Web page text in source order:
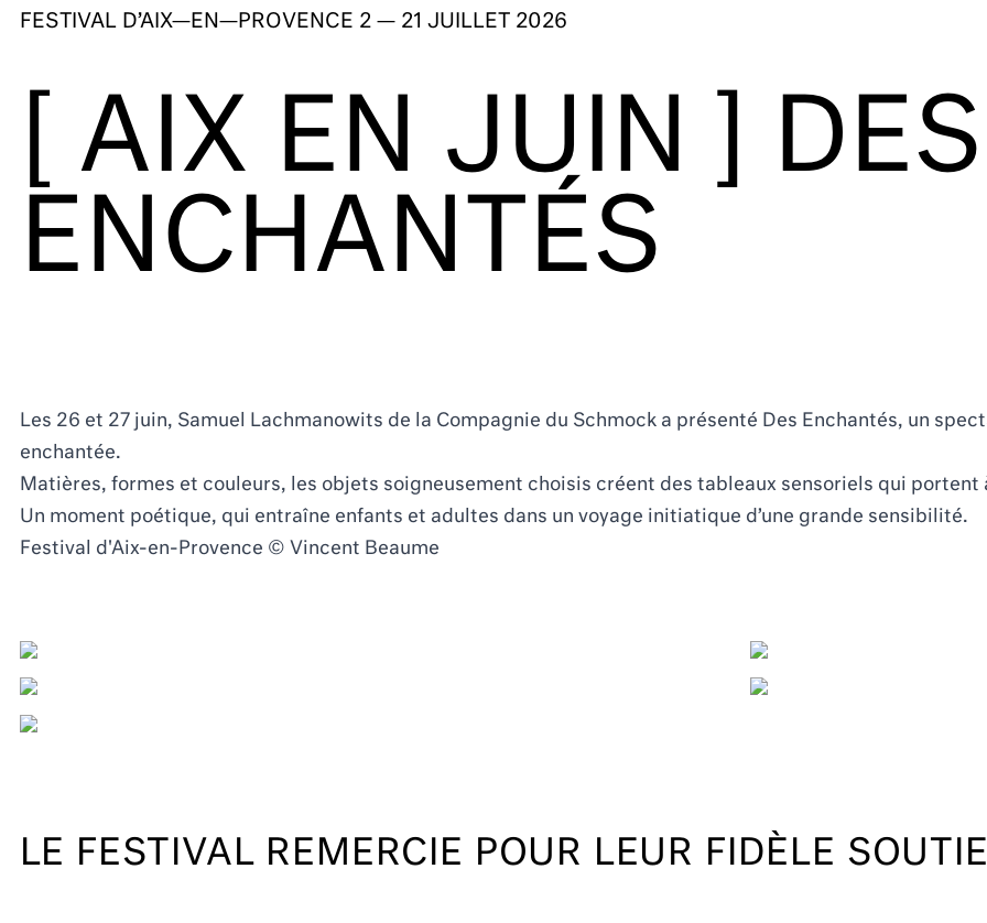
FESTIVAL D’AIX—EN—PROVENCE 2 — 21 JUILLET 2026
[ AIX EN JUIN ] DES
ENCHANTÉS
Les 26 et 27 juin, Samuel Lachmanowits de la Compagnie du Schmock a présenté Des Enchantés, un
enchantée.
Matières, formes et couleurs, les objets soigneusement choisis créent des tableaux sensoriels qui
Un moment poétique, qui entraîne enfants et adultes dans un voyage initiatique d’une grande sensibilité.
Festival d'Aix-en-Provence © Vincent Beaume
LE FESTIVAL REMERCIE POUR LEUR FIDÈLE